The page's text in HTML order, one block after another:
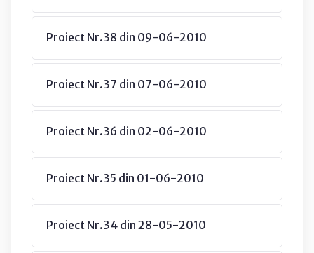
Proiect Nr.38 din 09-06-2010
Proiect Nr.37 din 07-06-2010
Proiect Nr.36 din 02-06-2010
Proiect Nr.35 din 01-06-2010
Proiect Nr.34 din 28-05-2010